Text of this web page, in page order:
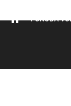
PONUDA